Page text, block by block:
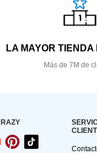
LA MAYOR TIENDA
Más de 7M de